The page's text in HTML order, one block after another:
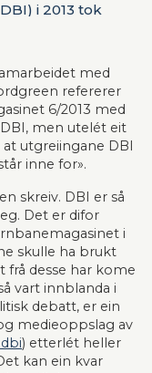
i 2013 tok
i eit tilsvar, og
med
refererer
6/2013 med
men utelét eit
utgreiingane DBI
inne for».
skreiv. DBI er så
Det er difor
i
skulle ha brukt
frå desse har kome
vart innblanda i
debatt, er ein
medieoppslag av
) etterlét heller
kan ein kvar